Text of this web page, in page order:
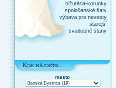
bižutéria-korunky
spoločenské šaty
výbava pre nevesty
starejší
svadobné stany
mesto